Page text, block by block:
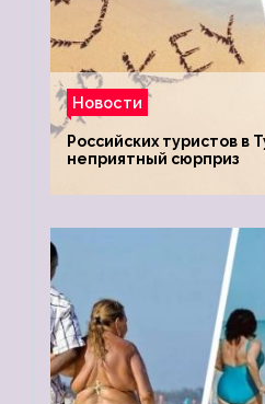
Новости
Российских туристов в
неприятный сюрприз